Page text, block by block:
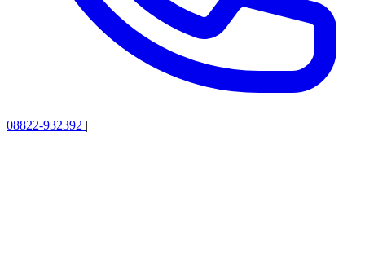
08822-932392 |